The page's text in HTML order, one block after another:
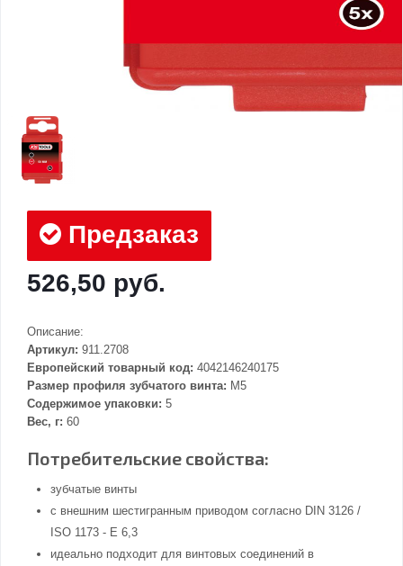
Предзаказ
526,50 руб.
Описание:
Артикул: 911.2708
Европейский товарный код: 4042146240175
Размер профиля зубчатого винта: M5
Содержимое упаковки: 5
Вес, г: 60
Потребительские свойства:
зубчатые винты
с внешним шестигранным приводом согласно DIN 3126 /
ISO 1173 - E 6,3
идеально подходит для винтовых соединений в